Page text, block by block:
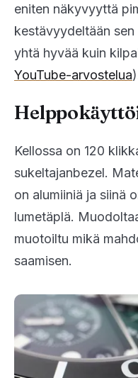
eniten näkyvyyttä
kestävyydeltään
yhtä hyvää kuin
YouTube-arvostelua
Kellossa on 120
sukeltajanbezel.
on alumiiniä ja siinä
lumetäplä.
muotoiltu mikä
saamisen.